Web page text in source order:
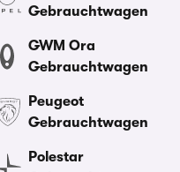
Gebrauchtwagen
GWM Ora
Gebrauchtwagen
Peugeot
Gebrauchtwagen
Polestar